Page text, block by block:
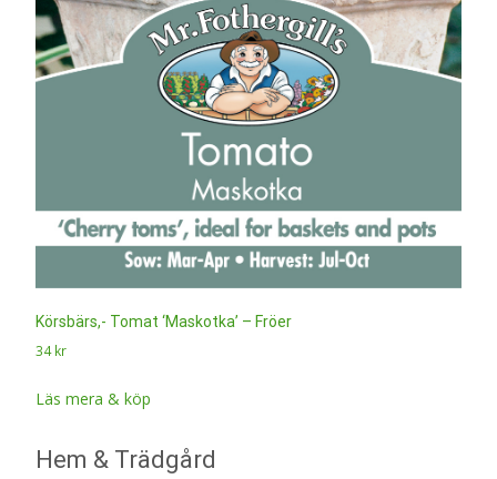
Körsbärs,- Tomat ‘Maskotka’ – Fröer
34kr
Läs mera & köp
Hem & Trädgård